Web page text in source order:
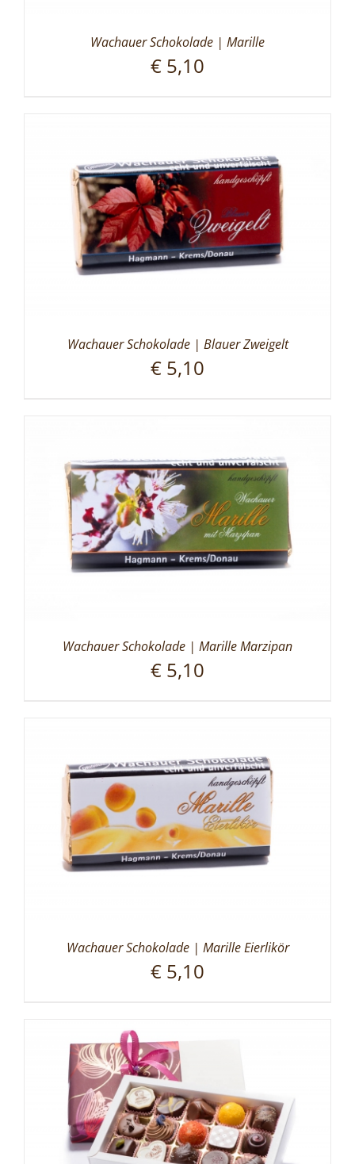
Wachauer Schokolade | Marille
€ 5,10
Wachauer Schokolade | Blauer Zweigelt
€ 5,10
Wachauer Schokolade | Marille Marzipan
€ 5,10
Wachauer Schokolade | Marille Eierlikör
€ 5,10